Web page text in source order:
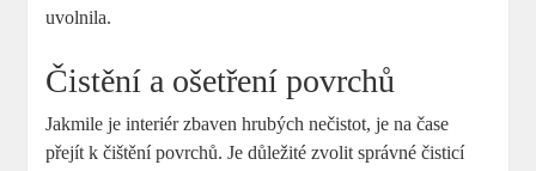
uvolnila.
Čistění a ošetření povrchů
Jakmile je interiér zbaven hrubých nečistot, je na čase
přejít k čištění povrchů. Je důležité zvolit správné čisticí